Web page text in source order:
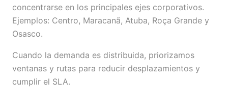
concentrarse en los principales ejes corporativos.
Ejemplos: Centro, Maracanã, Atuba, Roça Grande y
Osasco.
Cuando la demanda es distribuida, priorizamos
ventanas y rutas para reducir desplazamientos y
cumplir el SLA.